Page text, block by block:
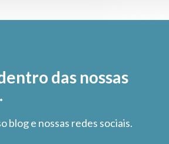
das nossas
blog e nossas redes sociais.